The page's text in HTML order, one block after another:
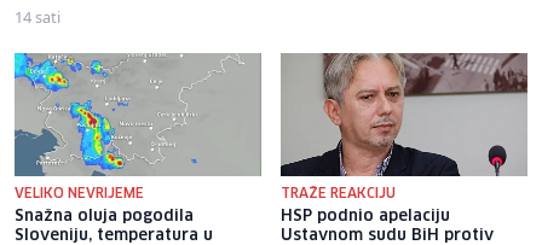
14 sati
VELIKO NEVRIJEME
Snažna oluja pogodila
Sloveniju, temperatura u
TRAŽE REAKCIJU
HSP podnio apelaciju
Ustavnom sudu BiH protiv